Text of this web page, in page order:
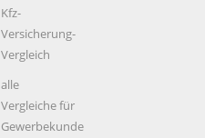
Kfz-
Versicherung-
Vergleich
alle
Vergleiche für
Gewerbekunde